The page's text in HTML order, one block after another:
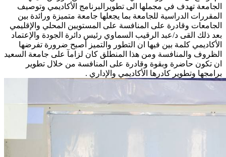
الجامعة تهدف في مجملها الى تطويرالبرنامج الأكاديمي وتوصيف
المقررات الدراسية للجامعة بما يجعلها جامعة متميزة ورائدة بين
الجامعات وقادرة على المنافسة على المستويين المحلي والإقليمي
بعد ذلك القى د/عبد الرقيب السماوي رئيس دائرة الجودة والإعتماد
الأكاديمي كلمة بين فيها ان التطور والتميز أصبح ضرورة تفرضها
الظروف والمنافسة ومن هذا المنطلق كان لزامآ على جامعة السعيد
ان تكون حاضرة وبقوة وقادرة على المنافسة من خلال تطوير
برامجها وتطوير كادرها الأكاديمي والإداري .